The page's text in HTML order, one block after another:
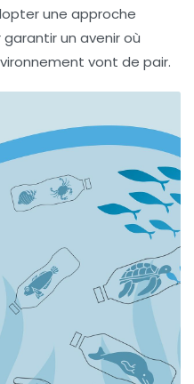
une approche
un avenir où
vont de pair.